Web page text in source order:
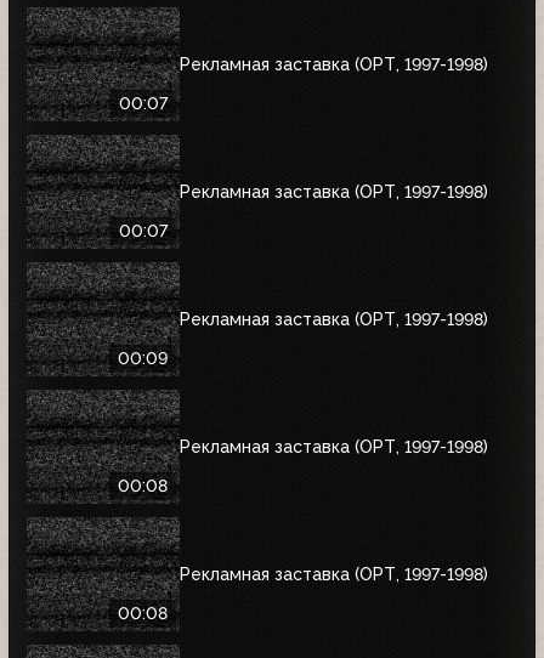
00:07
Рекламная заставка (ОРТ, 1997-1998)
00:07
Рекламная заставка (ОРТ, 1997-1998)
00:09
Рекламная заставка (ОРТ, 1997-1998)
00:08
Рекламная заставка (ОРТ, 1997-1998)
00:08
Рекламная заставка (ОРТ, 1997-1998)